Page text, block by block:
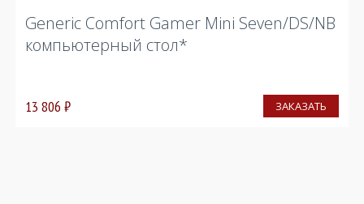
Generic Comfort Gamer Mini Seven/DS/NB
компьютерный стол*
13 806 ₽ ЗАКАЗАТЬ